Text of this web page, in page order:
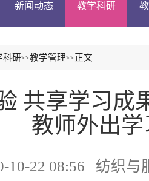
新闻动态 教学科研
科研>>教学管理>> 正文
共享学习
教师外出
10-22 08:56 纺织与